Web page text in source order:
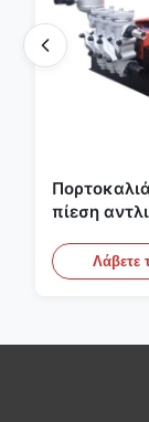
πίεση
του ISO
αντλία
Λάβετε